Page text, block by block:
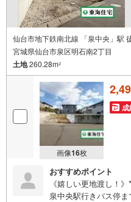
仙台市地下鉄南北線 「泉中央」駅
宮城県仙台市泉区明石南2丁目
土地260.28m2
画像16枚
成
おすすめポイント
《嬉しい更地渡し！
泉中央駅行きバス停まで徒歩4分 お好